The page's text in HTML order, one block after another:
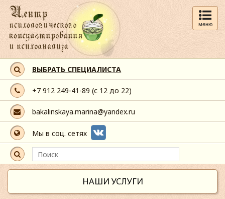
меню
ВЫБРАТЬ СПЕЦИАЛИСТА
+7 912 249-41-89 (с 12 до 22)
bakalinskaya.marina@yandex.ru
Мы в соц. сетях
НАШИ УСЛУГИ